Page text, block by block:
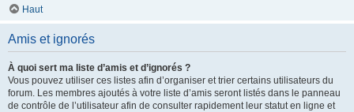
Haut
Amis et ignorés
À quoi sert ma liste d’amis et d’ignorés ?
Vous pouvez utiliser ces listes afin d’organiser et trier certains utilisateurs du
forum. Les membres ajoutés à votre liste d’amis seront listés dans le panneau
de contrôle de l’utilisateur afin de consulter rapidement leur statut en ligne et